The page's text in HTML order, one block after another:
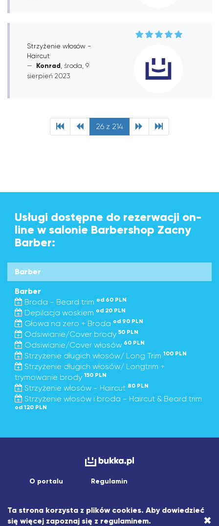
Strzyżenie włosów -
Haircut
Konrad , środa, 9
sierpień 2023
26 z 214
Usługi dostępne do rezerwacji on-
line w salonie Barbershop Zacny
Barber:
Barber
Barber
Broda - Beard trim od 60 PLN
Depilacja woskiem od 20 PLN
Głowa na zero + Broda od 90 PLN
Odsiwianie/Cover brody 50 PLN
Odsiwianie/Cover włosów 60 PLN
Strzyżenie długich włosów/ Long Trim 100 PLN
Strzyżenie długich włosów/ Longtrim +
trymowanie brody 150 PLN
Strzyżenie włosów - Haircut 80 PLN
Strzyżenie włosów i broda - Haircut & Beard trim
od 120 PLN
O portalu Regulamin
Wszelkie prawa zastrzeżone.
Ta strona korzysta z plików cookies. Aby dowiedzieć
się więcej zapoznaj się z regulaminem. ×